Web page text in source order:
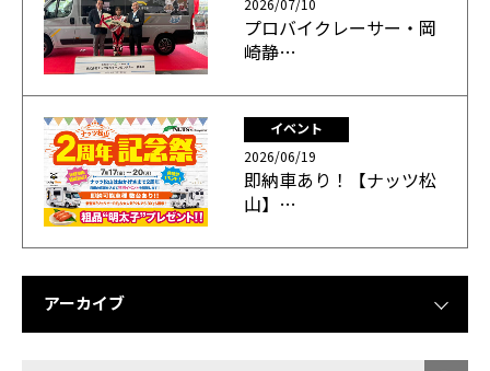
2026/07/10
プロバイクレーサー・岡
崎静…
イベント
2026/06/19
即納車あり！【ナッツ松
山】…
アーカイブ